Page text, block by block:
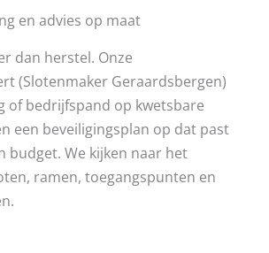
en advies op maat
dan herstel. Onze
(Slotenmaker Geraardsbergen)
of bedrijfspand op kwetsbare
een beveiligingsplan op dat past
budget. We kijken naar het
ramen, toegangspunten en